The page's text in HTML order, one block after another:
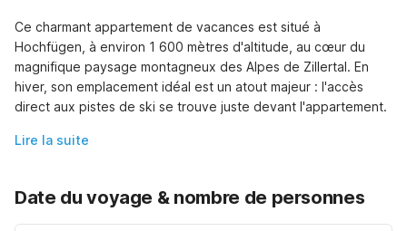
Ce charmant appartement de vacances est situé à
Hochfügen, à environ 1 600 mètres d'altitude, au cœur du
magnifique paysage montagneux des Alpes de Zillertal. En
hiver, son emplacement idéal est un atout majeur : l'accès
direct aux pistes de ski se trouve juste devant l'appartement.
Lire la suite
Date du voyage & nombre de personnes